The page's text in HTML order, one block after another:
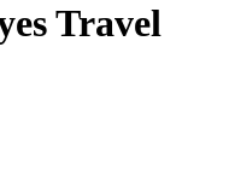
Travel